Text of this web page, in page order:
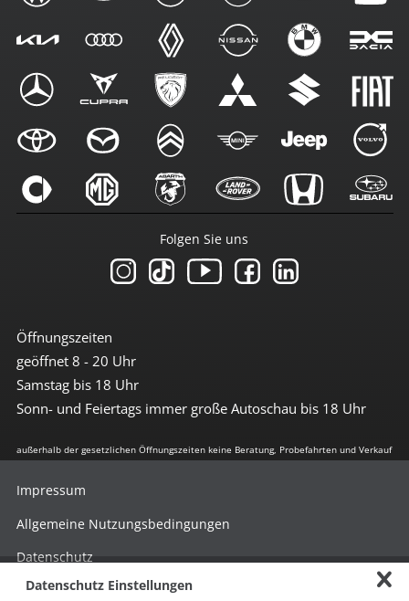
Öffnungszeiten
geöffnet 8 - 20 Uhr
Samstag bis 18 Uhr
Sonn- und Feiertags immer große Autoschau bis 18 Uhr
Folgen Sie uns
außerhalb der gesetzlichen Öffnungszeiten keine Beratung, Probefahrten und Verkauf
Impressum
Allgemeine Nutzungsbedingungen
Datenschutz
Hinweisgebersystem nach HinSchG
Datenschutz Einstellungen